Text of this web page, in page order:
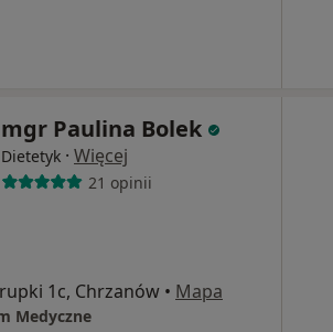
mgr Paulina Bolek
Dietetyk · Więcej
21 opinii
1c, Chrzanów • Mapa
Medyczne